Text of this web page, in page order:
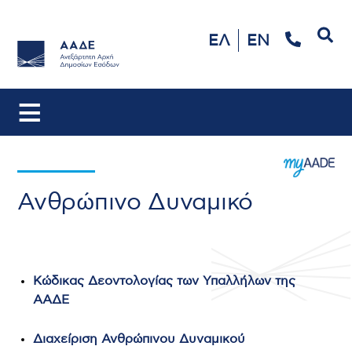
ΕΛ EN
Ανθρώπινο Δυναμικό
Κώδικας Δεοντολογίας των Υπαλλήλων της
ΑΑΔΕ
Διαχείριση Ανθρώπινου Δυναμικού